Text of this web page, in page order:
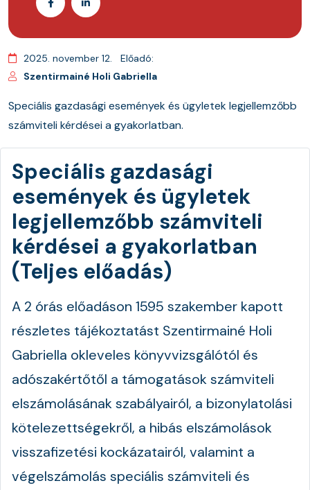
2025. november 12.
Előadó:
Szentirmainé Holi Gabriella
Speciális gazdasági események és ügyletek legjellemzőbb
számviteli kérdései a gyakorlatban.
Speciális gazdasági
események és ügyletek
legjellemzőbb számviteli
kérdései a gyakorlatban
(Teljes előadás)
A 2 órás előadáson 1595 szakember kapott
részletes tájékoztatást Szentirmainé Holi
Gabriella okleveles könyvvizsgálótól és
adószakértőtől a támogatások számviteli
elszámolásának szabályairól, a bizonylatolási
kötelezettségekről, a hibás elszámolások
visszafizetési kockázatairól, valamint a
végelszámolás speciális számviteli és